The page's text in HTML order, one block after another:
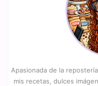
Apasionada de la
mis recetas, dulces